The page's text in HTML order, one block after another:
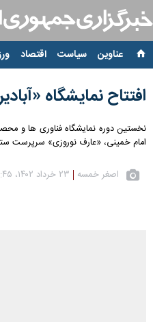
عناوین‌ سیاست اقتصاد
افتتاح نمایشگاه
امام خمینی، «عارف نوروزی» سرپرست
اصغر خمسه ۲۳ خرداد ۱۴۰۲، ۱۵:۴۵